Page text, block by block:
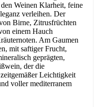
Weinen Klarheit, feine
verleihen. Der
Birne, Zitrusfrüchten
einem Hauch
Am Gaumen
mit saftiger Frucht,
geprägten,
der die
Leichtigkeit
voller mediterranem